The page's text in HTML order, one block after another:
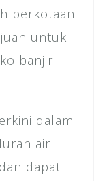
perkotaan
untuk
banjir
dalam
air
dapat